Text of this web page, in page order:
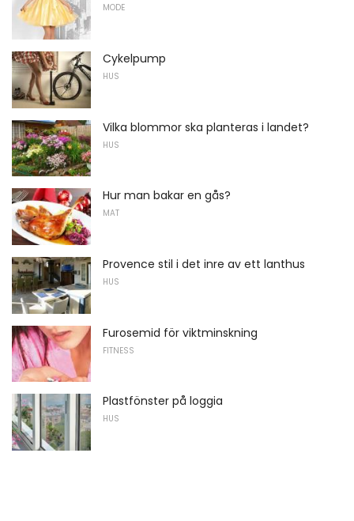
MODE
Cykelpump
HUS
Vilka blommor ska planteras i landet?
HUS
Hur man bakar en gås?
MAT
Provence stil i det inre av ett lanthus
HUS
Furosemid för viktminskning
FITNESS
Plastfönster på loggia
HUS